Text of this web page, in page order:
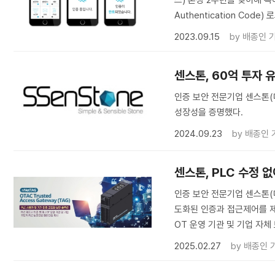
Authentication Code) 로
2023.09.15
by 배종인
센스톤, 60억 투자
인증 보안 전문기업 센스
성장성을 증명했다.
2024.09.23
by 배종인
센스톤, PLC 수정 없
인증 보안 전문기업 센스톤
도화된 인증과 접근제어
OT 운영 기관 및 기업 자체
2025.02.27
by 배종인